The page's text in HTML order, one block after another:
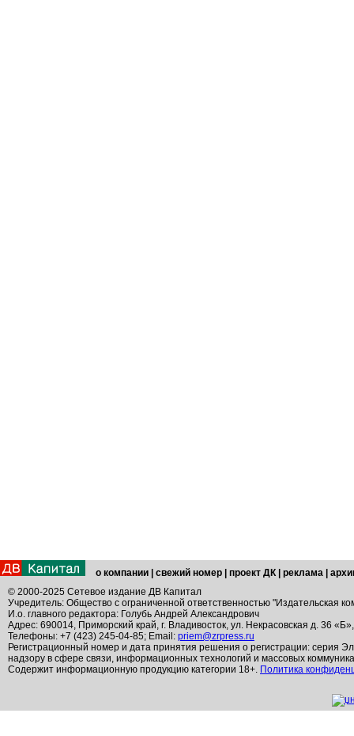
о компании свежий номер проект ДК реклама
© 2000-2025 Сетевое издание ДВ Капитал
Учредитель: Общество с ограниченной ответственностью "Издательская
И.о. главного редактора: Голубь Андрей Александрович
Адрес: 690014, Приморский край, г. Владивосток, ул. Некрасовская д. 36
Телефоны: +7 (423) 245-04-85; Email: priem@zrpress.ru
Регистрационный номер и дата принятия решения о регистрации: серия
надзору в сфере связи, информационных технологий и массовых
Содержит информационную продукцию категории 18+. Политика